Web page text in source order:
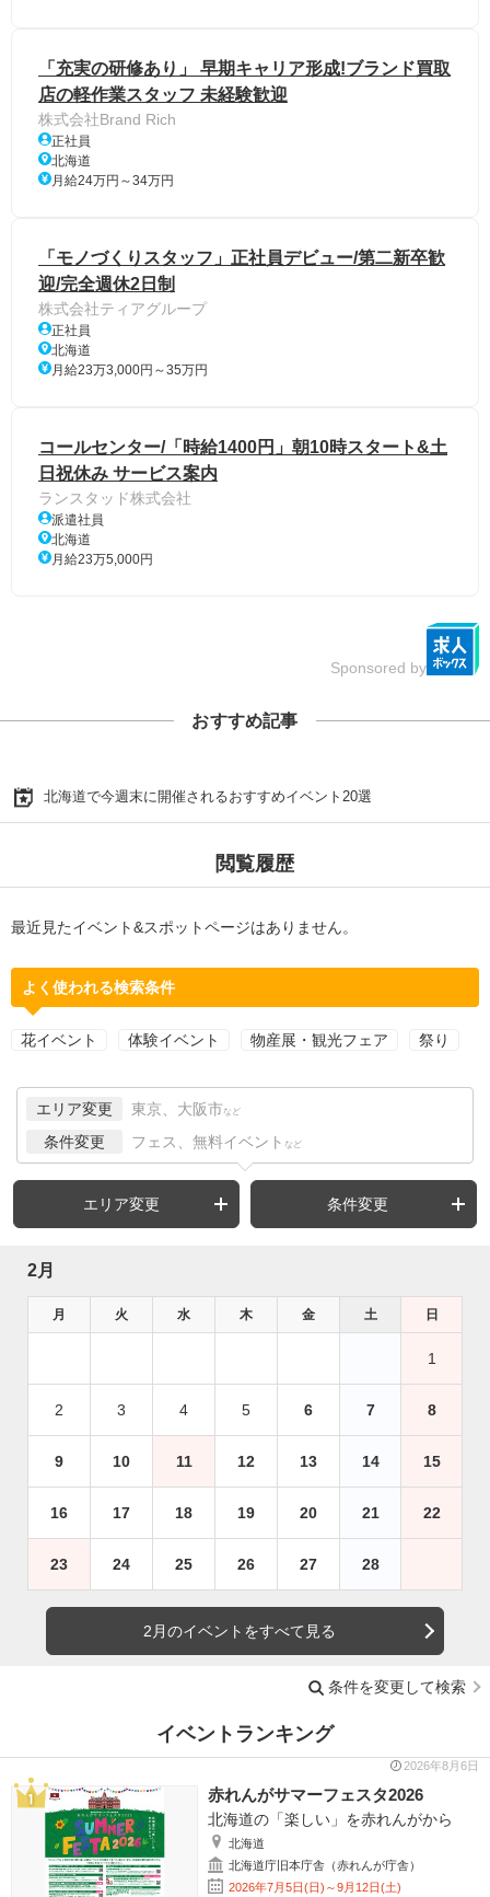
「充実の研修あり」 早期キャリア形成!ブランド買取
店の軽作業スタッフ 未経験歓迎
株式会社Brand Rich
正社員
北海道
月給24万円～34万円
「モノづくりスタッフ」正社員デビュー/第二新卒歓
迎/完全週休2日制
株式会社ティアグループ
正社員
北海道
月給23万3,000円～35万円
コールセンター/「時給1400円」朝10時スタート&土
日祝休み サービス案内
ランスタッド株式会社
派遣社員
北海道
月給23万5,000円
Sponsored by
おすすめ記事
北海道で今週末に開催されるおすすめイベント20選
閲覧履歴
最近見たイベント&スポットページはありません。
よく使われる検索条件
花イベント 体験イベント 物産展・観光フェア 祭り
エリア変更 東京、大阪市 など
条件変更 フェス、無料イベント など
エリア変更 条件変更
2月
月 火 水 木 金 土 日
1
2 3 4 5 6 7 8
9 10 11 12 13 14 15
16 17 18 19 20 21 22
23 24 25 26 27 28
2月のイベントをすべて見る
条件を変更して検索
イベントランキング
2026年8月6日
赤れんがサマーフェスタ2026
北海道の「楽しい」を赤れんがから
北海道
北海道庁旧本庁舎（赤れんが庁舎）
2026年7月5日(日)～9月12日(土)